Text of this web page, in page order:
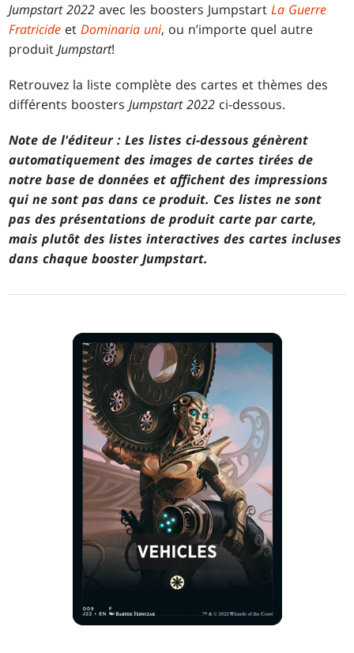
Jumpstart 2022avec les boosters JumpstartLa Guerre
Fratricide etDominaria uni, ou n’importe quel autre
produitJumpstart!
Retrouvez la liste complète des cartes et thèmes des
différents boostersJumpstart 2022 ci-dessous.
Note de l'éditeur : Les listes ci-dessous génèrent
automatiquement des images de cartes tirées de
notre base de données et affichent des impressions
qui ne sont pas dans ce produit. Ces listes ne sont
pas des présentations de produit carte par carte,
mais plutôt des listes interactives des cartes incluses
dans chaque booster Jumpstart.